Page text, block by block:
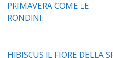
HIBISCUS IL FIORE DELLA